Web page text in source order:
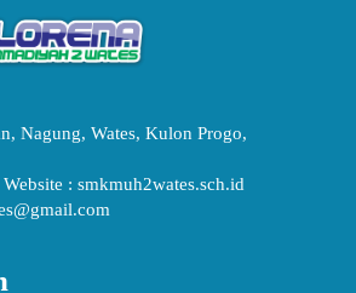
Nagung, Wates, Kulon Progo,
: smkmuh2wates.sch.id